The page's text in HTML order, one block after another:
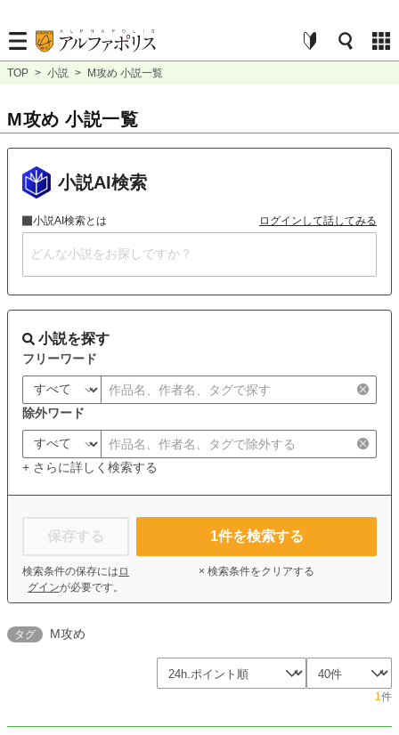
TOP > 小説 > M攻め 小説一覧
M攻め 小説一覧
小説AI検索
小説AI検索とは ログインして話してみる
小説を探す
フリーワード
除外ワード
+ さらに詳しく検索する
保存する
検索条件の保存には ロ
グインが必要です。
1件を検索する
× 検索条件をクリアする
タグ M攻め
1件